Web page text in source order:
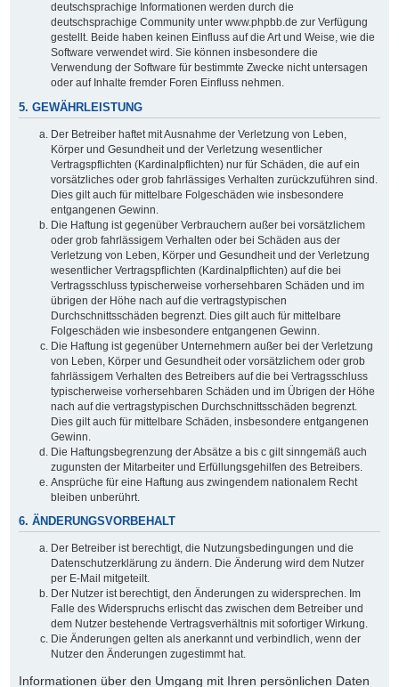
deutschsprachige Informationen werden durch die
deutschsprachige Community unter www.phpbb.de zur Verfügung
gestellt. Beide haben keinen Einfluss auf die Art und Weise, wie die
Software verwendet wird. Sie können insbesondere die
Verwendung der Software für bestimmte Zwecke nicht untersagen
oder auf Inhalte fremder Foren Einfluss nehmen.
5. GEWÄHRLEISTUNG
Der Betreiber haftet mit Ausnahme der Verletzung von Leben,
Körper und Gesundheit und der Verletzung wesentlicher
Vertragspflichten (Kardinalpflichten) nur für Schäden, die auf ein
vorsätzliches oder grob fahrlässiges Verhalten zurückzuführen sind.
Dies gilt auch für mittelbare Folgeschäden wie insbesondere
entgangenen Gewinn.
Die Haftung ist gegenüber Verbrauchern außer bei vorsätzlichem
oder grob fahrlässigem Verhalten oder bei Schäden aus der
Verletzung von Leben, Körper und Gesundheit und der Verletzung
wesentlicher Vertragspflichten (Kardinalpflichten) auf die bei
Vertragsschluss typischerweise vorhersehbaren Schäden und im
übrigen der Höhe nach auf die vertragstypischen
Durchschnittsschäden begrenzt. Dies gilt auch für mittelbare
Folgeschäden wie insbesondere entgangenen Gewinn.
Die Haftung ist gegenüber Unternehmern außer bei der Verletzung
von Leben, Körper und Gesundheit oder vorsätzlichem oder grob
fahrlässigem Verhalten des Betreibers auf die bei Vertragsschluss
typischerweise vorhersehbaren Schäden und im Übrigen der Höhe
nach auf die vertragstypischen Durchschnittsschäden begrenzt.
Dies gilt auch für mittelbare Schäden, insbesondere entgangenen
Gewinn.
Die Haftungsbegrenzung der Absätze a bis c gilt sinngemäß auch
zugunsten der Mitarbeiter und Erfüllungsgehilfen des Betreibers.
Ansprüche für eine Haftung aus zwingendem nationalem Recht
bleiben unberührt.
6. ÄNDERUNGSVORBEHALT
Der Betreiber ist berechtigt, die Nutzungsbedingungen und die
Datenschutzerklärung zu ändern. Die Änderung wird dem Nutzer
per E-Mail mitgeteilt.
Der Nutzer ist berechtigt, den Änderungen zu widersprechen. Im
Falle des Widerspruchs erlischt das zwischen dem Betreiber und
dem Nutzer bestehende Vertragsverhältnis mit sofortiger Wirkung.
Die Änderungen gelten als anerkannt und verbindlich, wenn der
Nutzer den Änderungen zugestimmt hat.
Informationen über den Umgang mit Ihren persönlichen Daten